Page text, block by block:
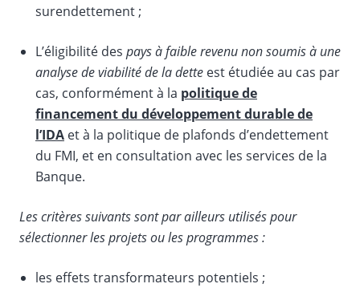
surendettement ;
L’éligibilité des pays à faible revenu non soumis à une
analyse de viabilité de la dette est étudiée au cas par
cas, conformément à la politique de
financement du développement durable de
l’IDA et à la politique de plafonds d’endettement
du FMI, et en consultation avec les services de la
Banque.
Les critères suivants sont par ailleurs utilisés pour
sélectionner les projets ou les programmes :
les effets transformateurs potentiels ;